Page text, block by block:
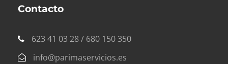
Contacto
623 41 03 28 / 680 150 350
info@parimaservicios.es